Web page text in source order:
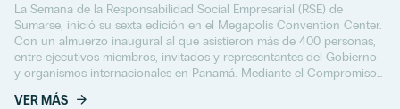
La Semana de la Responsabilidad Social Empresarial (RSE) de
Sumarse, inició su sexta edición en el Megapolis Convention Center.
Con un almuerzo inaugural al que asistieron más de 400 personas,
entre ejecutivos miembros, invitados y representantes del Gobierno
y organismos internacionales en Panamá. Mediante el Compromiso
con el Pacto Global de las...
VER MÁS